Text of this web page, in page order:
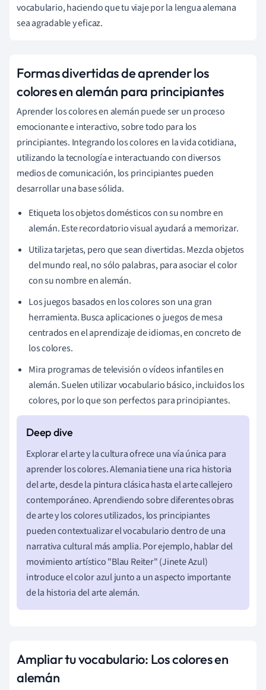
vocabulario, haciendo que tu viaje por la lengua alemana
sea agradable y eficaz.
Formas divertidas de aprender los
colores en alemán para principiantes
Aprender los colores en alemán puede ser un proceso
emocionante e interactivo, sobre todo para los
principiantes. Integrando los colores en la vida cotidiana,
utilizando la tecnología e interactuando con diversos
medios de comunicación, los principiantes pueden
desarrollar una base sólida.
Etiqueta los objetos domésticos con su nombre en
alemán. Este recordatorio visual ayudará a memorizar.
Utiliza tarjetas, pero que sean divertidas. Mezcla objetos
del mundo real, no sólo palabras, para asociar el color
con su nombre en alemán.
Los juegos basados en los colores son una gran
herramienta. Busca aplicaciones o juegos de mesa
centrados en el aprendizaje de idiomas, en concreto de
los colores.
Mira programas de televisión o vídeos infantiles en
alemán. Suelen utilizar vocabulario básico, incluidos los
colores, por lo que son perfectos para principiantes.
Explorar el arte y la cultura ofrece una vía única para
aprender los colores. Alemania tiene una rica historia
del arte, desde la pintura clásica hasta el arte callejero
contemporáneo. Aprendiendo sobre diferentes obras
de arte y los colores utilizados, los principiantes
pueden contextualizar el vocabulario dentro de una
narrativa cultural más amplia. Por ejemplo, hablar del
movimiento artístico "Blau Reiter" (Jinete Azul)
introduce el color azul junto a un aspecto importante
de la historia del arte alemán.
Ampliar tu vocabulario: Los colores en
alemán